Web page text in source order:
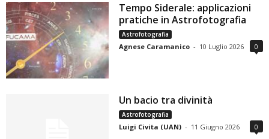
Tempo Siderale: applicazioni
pratiche in Astrofotografia
Astrofotografia
Agnese Caramanico - 10 Luglio 2026 0
Un bacio tra divinità
Astrofotografia
Luigi Civita (UAN) - 11 Giugno 2026 0